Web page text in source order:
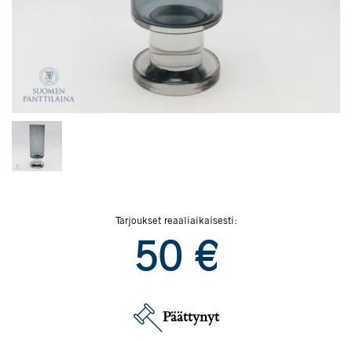
Tarjoukset reaaliaikaisesti:
50 €
Päättynyt